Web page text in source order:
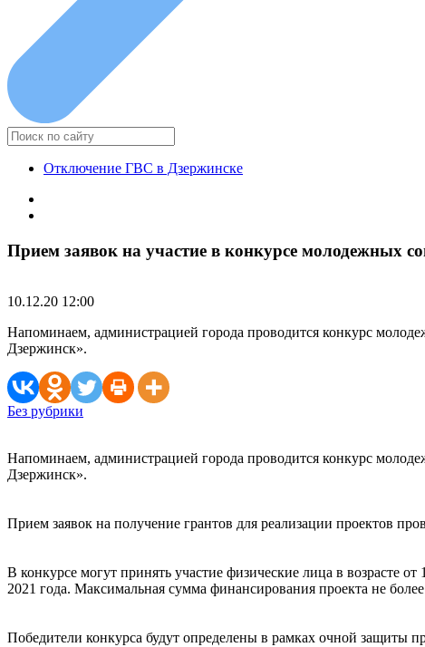
Отключение ГВС в Дзержинске
Прием заявок на участие в конкурсе молодежных
10.12.20 12:00
Напоминаем, администрацией города проводится конкурс
Дзержинск».
Без рубрики
Напоминаем, администрацией города проводится конкурс
Дзержинск».
Прием заявок на получение грантов для реализации проектов
В конкурсе могут принять участие физические лица в возрасте
2021 года. Максимальная сумма финансирования проекта не
Победители конкурса будут определены в рамках очной защиты